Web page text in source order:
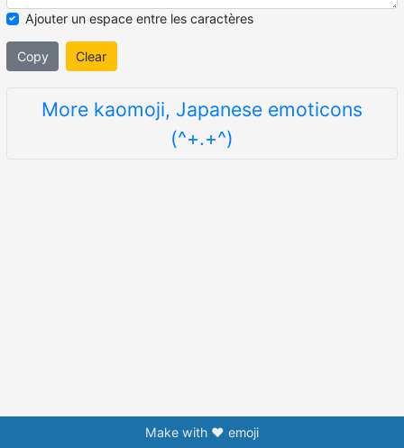
Ajouter un espace entre les caractères
Copy Clear
More kaomoji, Japanese emoticons
(^+.+^)
Make with ❤️ emoji